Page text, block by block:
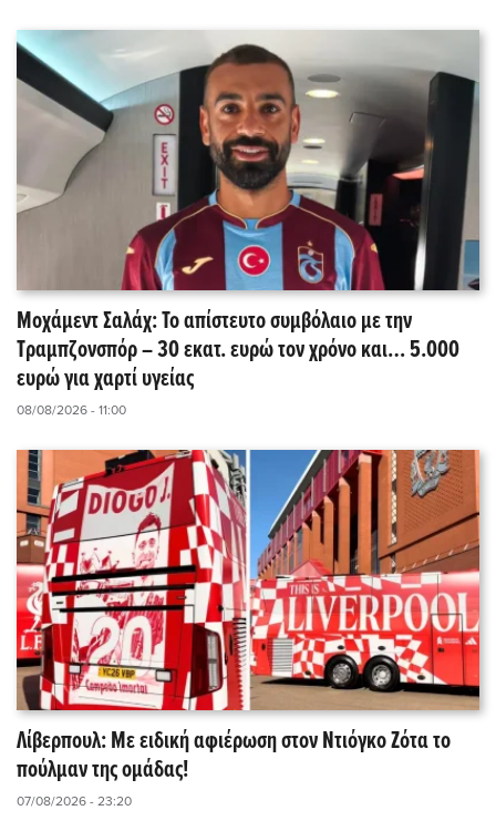
Μοχάμεντ Σαλάχ: Το απίστευτο συμβόλαιο με την
Τραμπζονσπόρ – 30 εκατ. ευρώ τον χρόνο και… 5.000
ευρώ για χαρτί υγείας
08/08/2026 - 11:00
Λίβερπουλ: Με ειδική αφιέρωση στον Ντιόγκο Ζότα το
πούλμαν της ομάδας!
07/08/2026 - 23:20